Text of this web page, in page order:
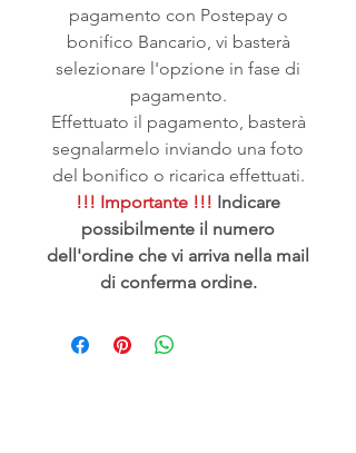
pagamento con Postepay o
bonifico Bancario, vi basterà
selezionare l'opzione in fase di
pagamento.
Effettuato il pagamento, basterà
segnalarmelo inviando una foto
del bonifico o ricarica effettuati.
!!! Importante !!! Indicare
possibilmente il numero
dell'ordine che vi arriva nella mail
di conferma ordine.